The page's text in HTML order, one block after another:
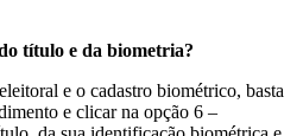
título e da biometria?
e o cadastro biométrico, basta
e clicar na opção 6 –